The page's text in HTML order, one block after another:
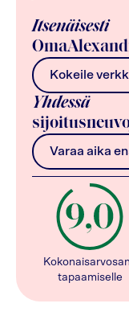
Itsenäisesti
Kokeile
Yhdessä
Varaa aika
tapaamiselle